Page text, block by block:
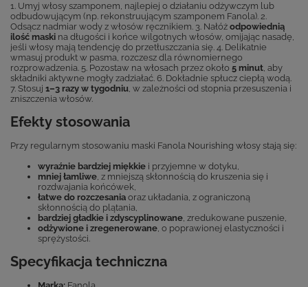
1. Umyj włosy szamponem, najlepiej o działaniu odżywczym lub
odbudowującym (np. rekonstruującym szamponem Fanola). 2.
Odsącz nadmiar wody z włosów ręcznikiem. 3. Nałóż odpowiednią
ilość maski na długości i końce wilgotnych włosów, omijając nasadę,
jeśli włosy mają tendencję do przetłuszczania się. 4. Delikatnie
wmasuj produkt w pasma, rozczesz dla równomiernego
rozprowadzenia. 5. Pozostaw na włosach przez około 5 minut, aby
składniki aktywne mogły zadziałać. 6. Dokładnie spłucz ciepłą wodą.
7. Stosuj 1–3 razy w tygodniu, w zależności od stopnia przesuszenia i
zniszczenia włosów.
Efekty stosowania
Przy regularnym stosowaniu maski Fanola Nourishing włosy stają się:
wyraźnie bardziej miękkie i przyjemne w dotyku,
mniej łamliwe, z mniejszą skłonnością do kruszenia się i
rozdwajania końcówek,
łatwe do rozczesania oraz układania, z ograniczoną
skłonnością do plątania,
bardziej gładkie i zdyscyplinowane, zredukowane puszenie,
odżywione i zregenerowane, o poprawionej elastyczności i
sprężystości.
Specyfikacja techniczna